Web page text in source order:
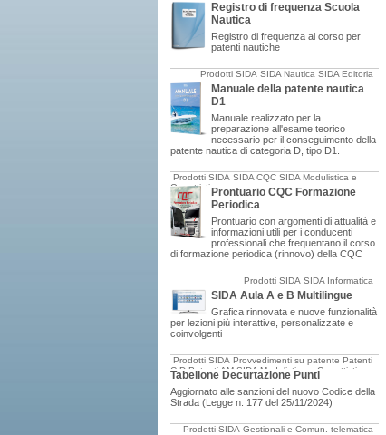
Registro di frequenza Scuola
Nautica
Registro di frequenza al corso per
patenti nautiche
Prodotti SIDA SIDA Nautica SIDA Editoria
Manuale della patente nautica
D1
Manuale realizzato per la
preparazione all'esame teorico
necessario per il conseguimento della
patente nautica di categoria D, tipo D1.
Prodotti SIDA SIDA CQC SIDA Modulistica e
OggettisticaProntuario CQC Formazione
Periodica
Prontuario con argomenti di attualità e
informazioni utili per i conducenti
professionali che frequentano il corso
di formazione periodica (rinnovo) della CQC
Prodotti SIDA SIDA Informatica
SIDA Aula A e B Multilingue
Grafica rinnovata e nuove funzionalità
per lezioni più interattive, personalizzate e
coinvolgenti
Prodotti SIDA Provvedimenti su patente Patenti
C-D Patenti AM SIDA Modulistica e Oggettistica
Tabellone Decurtazione Punti
Aggiornato alle sanzioni del nuovo Codice della
Strada (Legge n. 177 del 25/11/2024)
Prodotti SIDA Gestionali e Comun. telematica